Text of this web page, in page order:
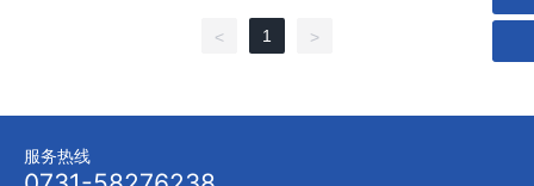
< 1 >
服务热线